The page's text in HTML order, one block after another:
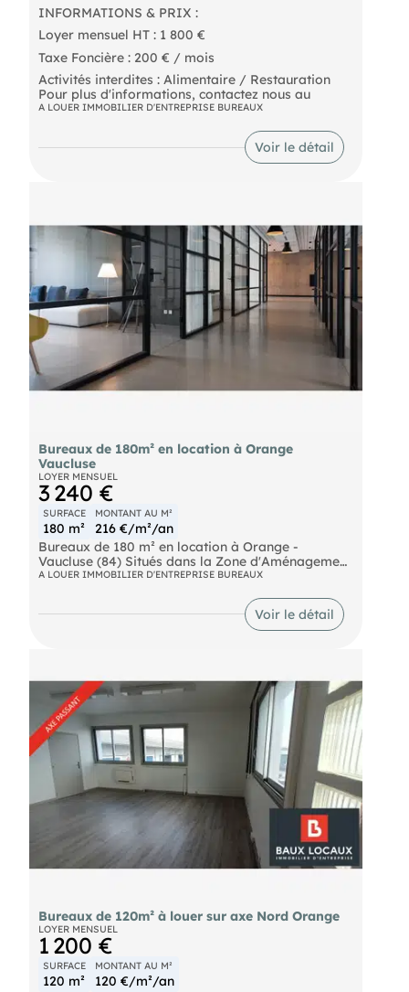
INFORMATIONS & PRIX :
Loyer mensuel HT : 1 800 €
Taxe Foncière : 200 € / mois
Activités interdites : Alimentaire / Restauration
Pour plus d'informations, contactez nous au
A LOUER IMMOBILIER D'ENTREPRISE BUREAUX
Voir le détail
Bureaux de 180m² en location à Orange
Vaucluse
LOYER MENSUEL
3 240 €
SURFACE
180 m²
MONTANT AU M²
216 €/m²/an
Bureaux de 180 m² en location à Orange -
Vaucluse (84) Situés dans la Zone d'Aménagement
Concerté (ZAC) Sud à Orange, ces bureaux de 180
spécifiques de l'entreprise. Le bâtiment est équipé
d'un ascenseur et offre un large parking de 30
places, ainsi que des accès adaptés aux
de l'échangeur 17 Orange Sud et à 10 minutes de
l'accès A9 Orange centre. Actuellement disponible,
ce bien peut être loué au tarif de 216€/m² hors
charges, soit un loyer annuel de 38 800 € HT. Les
charges annuelles sont de 10,56 €/m² et les
honoraires sont de 15% du loyer annuel HT, à la
charge du preneur. Le bail peut être conclu pour
une durée de 3, 6 ou 9 ans, ou professionnel.
A LOUER IMMOBILIER D'ENTREPRISE BUREAUX
Voir le détail
Bureaux de 120m² à louer sur axe Nord Orange
LOYER MENSUEL
1 200 €
SURFACE
120 m²
MONTANT AU M²
120 €/m²/an